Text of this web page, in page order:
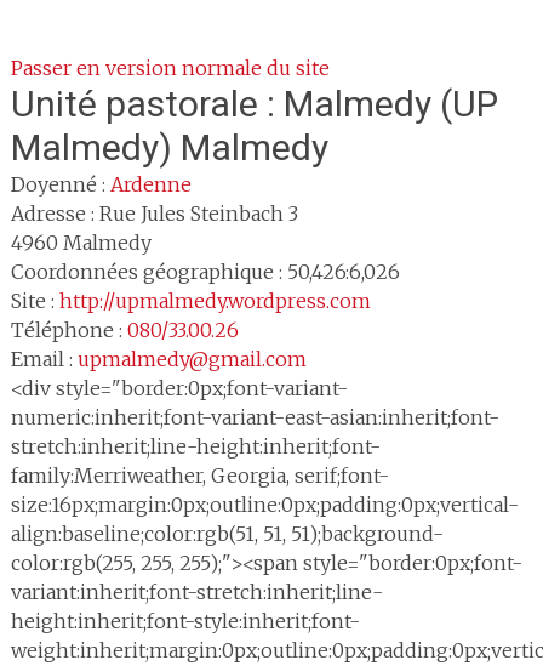
Passer en version normale du site
Unité pastorale : Malmedy (UP
Malmedy) Malmedy
Doyenné : Ardenne
Adresse : Rue Jules Steinbach 3
4960 Malmedy
Coordonnées géographique : 50,426:6,026
Site : http://upmalmedy.wordpress.com
Téléphone : 080/33.00.26
Email : upmalmedy@gmail.com
<div style="border:0px;font-variant-
numeric:inherit;font-variant-east-asian:inherit;font-
stretch:inherit;line-height:inherit;font-
family:Merriweather, Georgia, serif;font-
size:16px;margin:0px;outline:0px;padding:0px;vertical-
align:baseline;color:rgb(51, 51, 51);background-
color:rgb(255, 255, 255);"><span style="border:0px;font-
variant:inherit;font-stretch:inherit;line-
height:inherit;font-style:inherit;font-